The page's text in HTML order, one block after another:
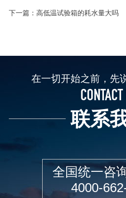
下一篇： 高低温试验箱的耗水量大吗
在一切开始之前，先
联系
全国统一咨
4000-